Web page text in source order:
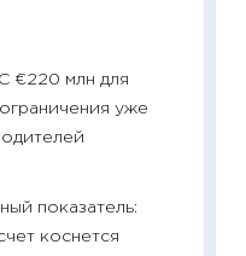
€220 млн для
уже
показатель:
коснется